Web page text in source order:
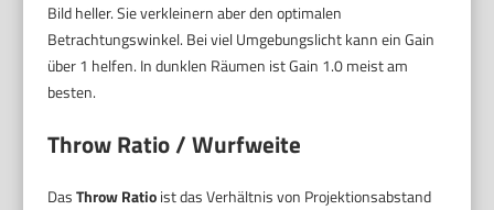
Bild heller. Sie verkleinern aber den optimalen
Betrachtungswinkel. Bei viel Umgebungslicht kann ein Gain
über 1 helfen. In dunklen Räumen ist Gain 1.0 meist am
besten.
Throw Ratio / Wurfweite
DasThrow Ratioist das Verhältnis von Projektionsabstand